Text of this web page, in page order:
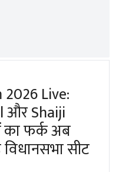
Live:
और Shaiji
का फर्क अब
सीट